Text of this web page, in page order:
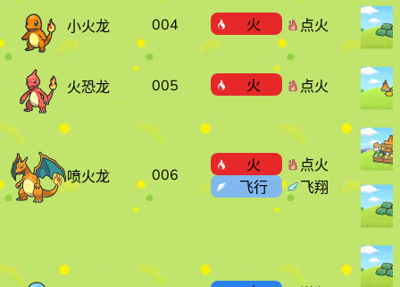
小火龙 004 火 点火
火恐龙 005 火 点火
喷火龙 006
火
飞行
点火
飞翔